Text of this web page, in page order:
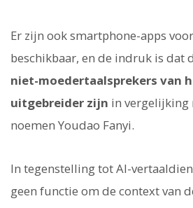
Er zijn ook smartphone-apps
beschikbaar, en de indruk is dat
niet-moedertaalsprekers van
uitgebreider zijn in vergelijking
noemen Youdao Fanyi.
In tegenstelling tot AI-
geen functie om de context van